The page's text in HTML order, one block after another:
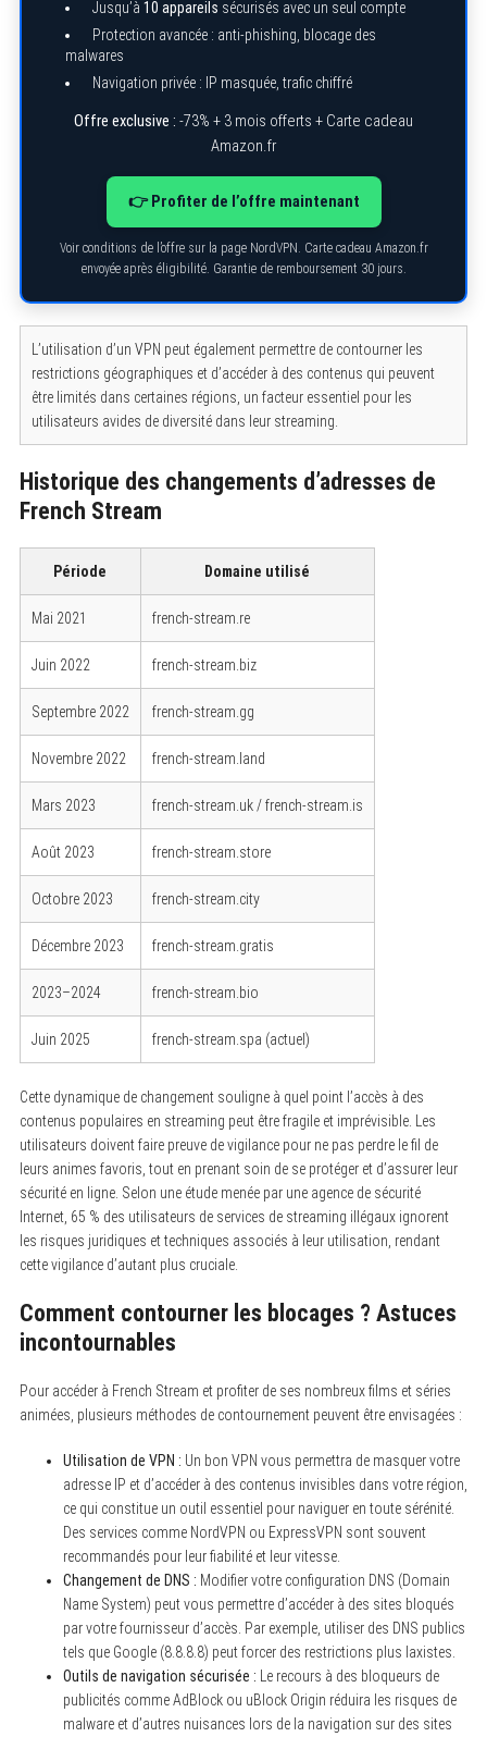
Jusqu’à 10 appareils sécurisés avec un seul compte
Protection avancée : anti-phishing, blocage des
malwares
Navigation privée : IP masquée, trafic chiffré
Offre exclusive : -73% + 3 mois offerts + Carte cadeau
Amazon.fr
👉 Profiter de l’offre maintenant
Voir conditions de l’offre sur la page NordVPN. Carte cadeau Amazon.fr
envoyée après éligibilité. Garantie de remboursement 30 jours.
L’utilisation d’un VPN peut également permettre de contourner les
restrictions géographiques et d’accéder à des contenus qui peuvent
être limités dans certaines régions, un facteur essentiel pour les
utilisateurs avides de diversité dans leur streaming.
Historique des changements d’adresses de
French Stream
Période Domaine utilisé
Mai 2021 french-stream.re
Juin 2022 french-stream.biz
Septembre 2022 french-stream.gg
Novembre 2022 french-stream.land
Mars 2023 french-stream.uk / french-stream.is
Août 2023 french-stream.store
Octobre 2023 french-stream.city
Décembre 2023 french-stream.gratis
2023–2024 french-stream.bio
Juin 2025 french-stream.spa (actuel)
Cette dynamique de changement souligne à quel point l’accès à des
contenus populaires en streaming peut être fragile et imprévisible. Les
utilisateurs doivent faire preuve de vigilance pour ne pas perdre le fil de
leurs animes favoris, tout en prenant soin de se protéger et d’assurer leur
sécurité en ligne. Selon une étude menée par une agence de sécurité
Internet, 65 % des utilisateurs de services de streaming illégaux ignorent
les risques juridiques et techniques associés à leur utilisation, rendant
cette vigilance d’autant plus cruciale.
Comment contourner les blocages ? Astuces
incontournables
Pour accéder à French Stream et profiter de ses nombreux films et séries
animées, plusieurs méthodes de contournement peuvent être envisagées :
Utilisation de VPN : Un bon VPN vous permettra de masquer votre
adresse IP et d’accéder à des contenus invisibles dans votre région,
ce qui constitue un outil essentiel pour naviguer en toute sérénité.
Des services comme NordVPN ou ExpressVPN sont souvent
recommandés pour leur fiabilité et leur vitesse.
Changement de DNS : Modifier votre configuration DNS (Domain
Name System) peut vous permettre d’accéder à des sites bloqués
par votre fournisseur d’accès. Par exemple, utiliser des DNS publics
tels que Google (8.8.8.8) peut forcer des restrictions plus laxistes.
Outils de navigation sécurisée : Le recours à des bloqueurs de
publicités comme AdBlock ou uBlock Origin réduira les risques de
malware et d’autres nuisances lors de la navigation sur des sites
S
a
r
f
o
r